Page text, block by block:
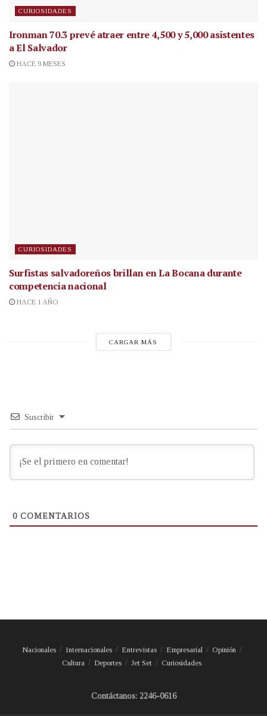
CURIOSIDADES
Ironman 70.3 prevé atraer entre 4,500 y 5,000 asistentes
a El Salvador
HACE 9 MESES
CURIOSIDADES
Surfistas salvadoreños brillan en La Bocana durante
competencia nacional
HACE 1 AÑO
CARGAR MÁS
Suscribir
0 COMENTARIOS
Nacionales Internacionales Entrevistas Empresarial
Opinión
Cultura
Deportes Jet Set Curiosidades
Contáctanos: 2246-0616